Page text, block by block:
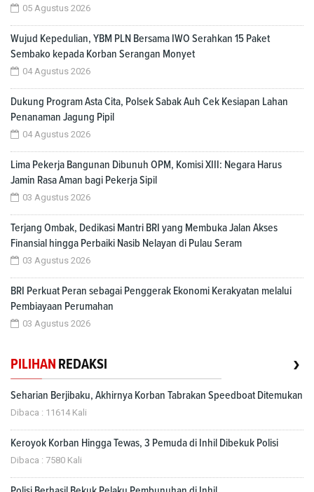
05 Agustus 2026
Wujud Kepedulian, YBM PLN Bersama IWO Serahkan 15 Paket
Sembako kepada Korban Serangan Monyet
04 Agustus 2026
Dukung Program Asta Cita, Polsek Sabak Auh Cek Kesiapan Lahan
Penanaman Jagung Pipil
04 Agustus 2026
Lima Pekerja Bangunan Dibunuh OPM, Komisi XIII: Negara Harus
Jamin Rasa Aman bagi Pekerja Sipil
03 Agustus 2026
Terjang Ombak, Dedikasi Mantri BRI yang Membuka Jalan Akses
Finansial hingga Perbaiki Nasib Nelayan di Pulau Seram
03 Agustus 2026
BRI Perkuat Peran sebagai Penggerak Ekonomi Kerakyatan melalui
Pembiayaan Perumahan
03 Agustus 2026
PILIHAN REDAKSI ›
Seharian Berjibaku, Akhirnya Korban Tabrakan Speedboat Ditemukan
Dibaca : 11614 Kali
Keroyok Korban Hingga Tewas, 3 Pemuda di Inhil Dibekuk Polisi
Dibaca : 7580 Kali